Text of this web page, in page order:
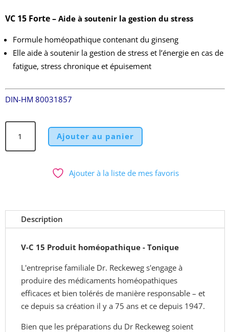
VC 15 Forte – Aide à soutenir la gestion du stress
Formule homéopathique contenant du ginseng
Elle aide à soutenir la gestion de stress et l’énergie en cas de
fatigue, stress chronique et épuisement
DIN-HM 80031857
VC
Reckeweg
/
Ajouter au panier
Ajouter à la liste de mes favoris
Description
V-C 15 Produit homéopathique - Tonique
L'entreprise familiale Dr. Reckeweg s'engage à
produire des médicaments homéopathiques
efficaces et bien tolérés de manière responsable – et
ce depuis sa création il y a 75 ans et ce depuis 1947.
Bien que les préparations du Dr Reckeweg soient